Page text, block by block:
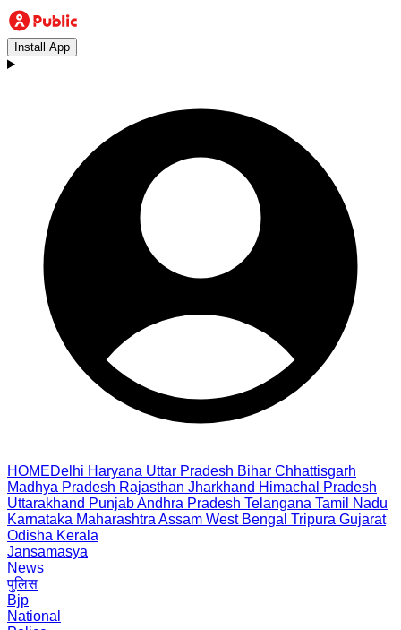
Install App
HOMEDelhi Haryana Uttar Pradesh Bihar Chhattisgarh
Madhya Pradesh Rajasthan Jharkhand Himachal Pradesh
Uttarakhand PunjabAndhra Pradesh Telangana Tamil Nadu
Karnataka Maharashtra Assam West Bengal Tripura Gujarat
Odisha Kerala
Jansamasya
News
पुलिस
Bjp
National